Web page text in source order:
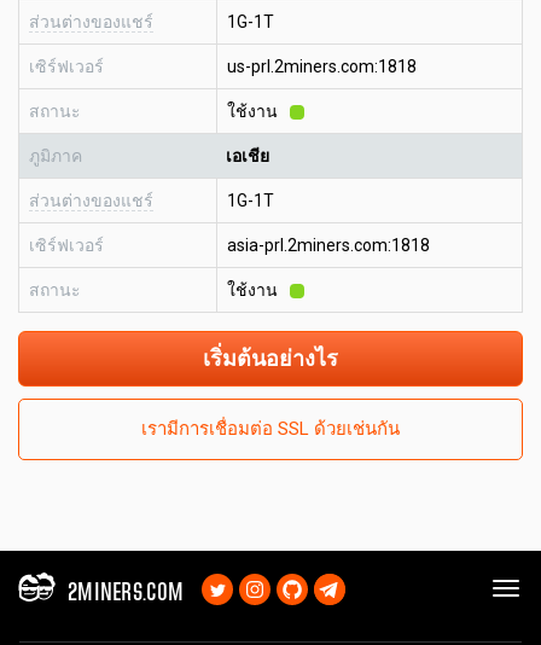
ส่วนต่างของแชร์ 1G-1T
เซิร์ฟเวอร์ us-prl.2miners.com:1818
สถานะ ใช้งาน
ภูมิภาค เอเชีย
ส่วนต่างของแชร์ 1G-1T
เซิร์ฟเวอร์ asia-prl.2miners.com:1818
สถานะ ใช้งาน
เริ่มต้นอย่างไร
เรามีการเชื่อมต่อ SSL ด้วยเช่นกัน
2MINERS.COM